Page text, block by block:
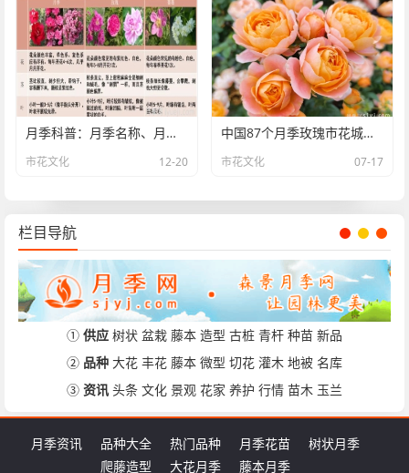
月季科普：月季名称、月季分类和花型香气
市花文化 12-20
中国87个月季玫瑰市花城市名单大全
市花文化 07-17
栏目导航
① 供应 树状 盆栽 藤本 造型 古桩 青杆 种苗 新品
② 品种 大花 丰花 藤本 微型 切花 灌木 地被 名库
③ 资讯 头条 文化 景观 花家 养护 行情 苗木 玉兰
月季资讯 品种大全 热门品种 月季花苗
树状月季
爬藤造型
大花月季 藤本月季